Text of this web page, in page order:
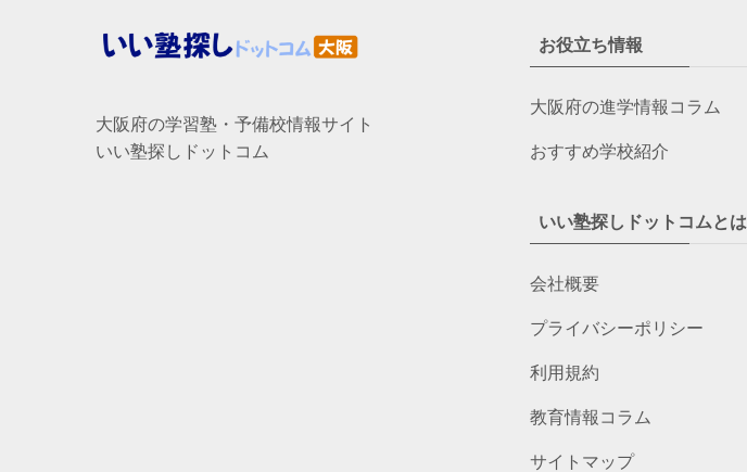
大阪府の学習塾・予備校情報サイト
いい塾探しドットコム
お役立ち情報
大阪府の進学情報コラム
おすすめ学校紹介
いい塾探しドットコムとは
会社概要
プライバシーポリシー
利用規約
教育情報コラム
サイトマップ